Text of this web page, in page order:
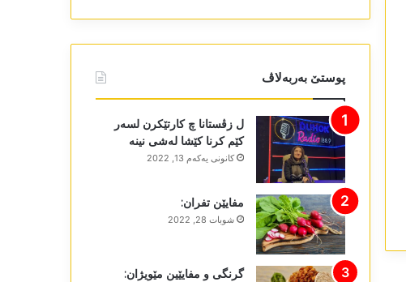
پوستێ بەربەلاڤ
ل زڤستانا چ کارتێکرن لسەر
کێم کرنا کێشا لەشی نینە
كانونی یه‌كه‌م 13, 2022
مفایێن تفران:
شوبات 28, 2022
گرنگی و مفایێین مێویژان: